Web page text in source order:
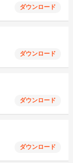
ダウンロード
ダウンロード
ダウンロード
ダウンロード